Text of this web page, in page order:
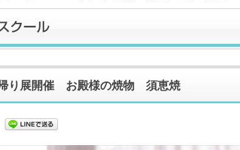
り展開催 お殿様の焼物 須恵焼